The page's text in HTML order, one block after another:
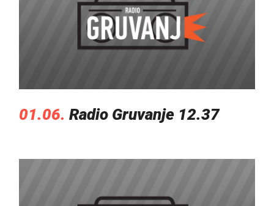
01.06. Radio Gruvanje 12.37